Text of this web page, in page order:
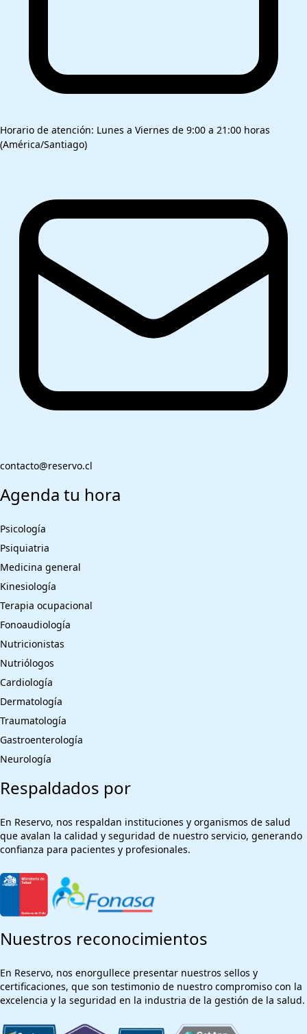
Horario de atención: Lunes a Viernes de 9:00 a 21:00 horas
(América/Santiago)
contacto@reservo.cl
Agenda tu hora
Psicología
Psiquiatria
Medicina general
Kinesiología
Terapia ocupacional
Fonoaudiología
Nutricionistas
Nutriólogos
Cardiología
Dermatología
Traumatología
Gastroenterología
Neurología
Respaldados por
En Reservo, nos respaldan instituciones y organismos de salud
que avalan la calidad y seguridad de nuestro servicio, generando
confianza para pacientes y profesionales.
Nuestros reconocimientos
En Reservo, nos enorgullece presentar nuestros sellos y
certificaciones, que son testimonio de nuestro compromiso con la
excelencia y la seguridad en la industria de la gestión de la salud.